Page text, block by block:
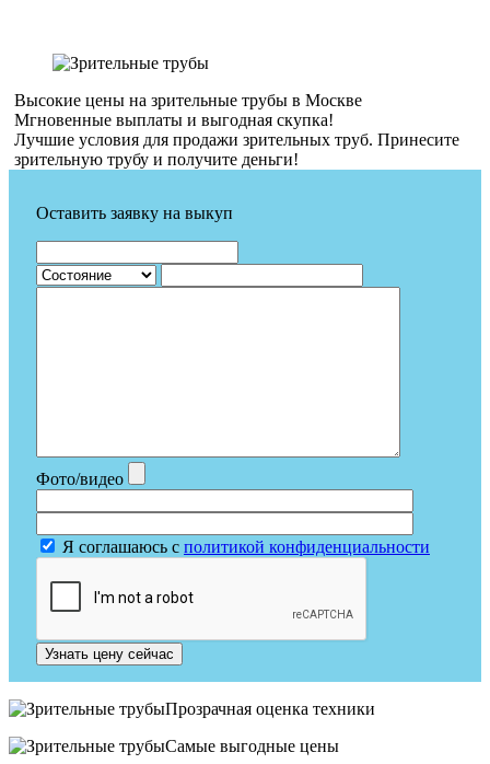
Высокие цены на зрительные трубы в Москве
Мгновенные выплаты и выгодная скупка!
Лучшие условия для продажи зрительных труб. Принесите
зрительную трубу и получите деньги!
Оставить заявку на выкуп
Фото/видео
Я соглашаюсь с политикой конфиденциальности
Узнать цену сейчас
Прозрачная оценка техники
Самые выгодные цены